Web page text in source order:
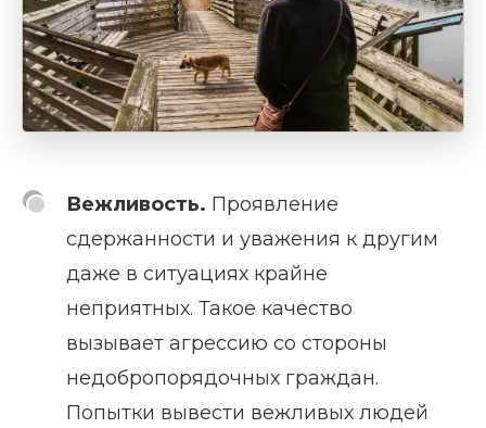
Вежливость. Проявление
сдержанности и уважения к другим
даже в ситуациях крайне
неприятных. Такое качество
вызывает агрессию со стороны
недобропорядочных граждан.
Попытки вывести вежливых людей